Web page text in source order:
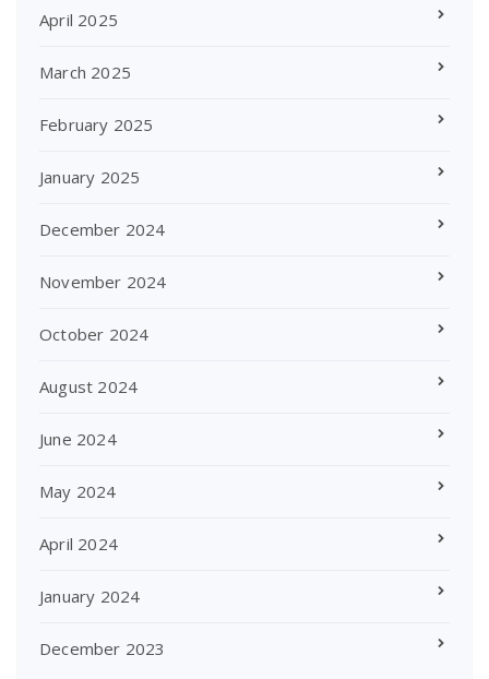
April 2025
March 2025
February 2025
January 2025
December 2024
November 2024
October 2024
August 2024
June 2024
May 2024
April 2024
January 2024
December 2023